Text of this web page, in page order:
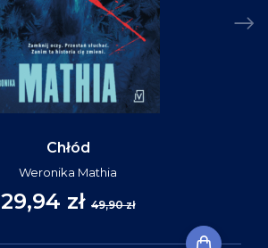
Chłód
Weronika Mathia
29,94 zł 49,90 zł